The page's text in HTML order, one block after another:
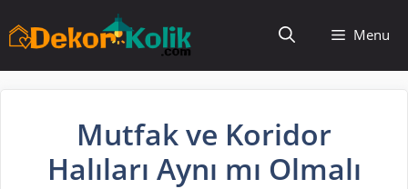
atla
Menu
Mutfak ve Koridor
Halıları Aynı mı Olmalı